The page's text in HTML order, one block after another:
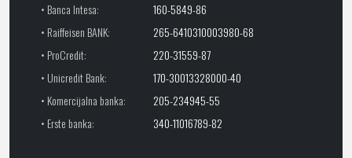
• Banca Intesa:
160-5849-86
• Raiffeisen BANK:
265-6410310003980-68
• ProCredit:
220-31559-87
• Unicredit Bank:
170-30013328000-40
• Komercijalna banka:
205-234945-55
• Erste banka:
340-11016789-82